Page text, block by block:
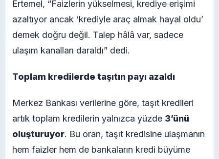
Ertemel, “Faizlerin yükselmesi, krediye erişimi
azaltıyor ancak ‘krediyle araç almak hayal oldu’
demek doğru değil. Talep hâlâ var, sadece
ulaşım kanalları daraldı” dedi.
Toplam kredilerde taşıtın payı azaldı
Merkez Bankası verilerine göre, taşıt kredileri
artık toplam kredilerin yalnızca yüzde 3’ünü
oluşturuyor. Bu oran, taşıt kredisine ulaşmanın
hem faizler hem de bankaların kredi büyüme